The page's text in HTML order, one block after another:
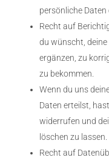
persönliche Daten
Recht auf
du wünscht,
ergänzen, zu
zu bekommen.
Wenn du uns
Daten erteilst,
widerrufen und
löschen zu lassen.
Recht auf